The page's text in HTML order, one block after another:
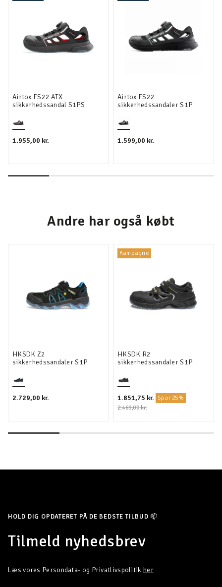
Airtox FS22 ATX
sikkerhedssandal S1PS
1.955,00 kr.
Airtox FS22
sikkerhedssandaler S1P
1.599,00 kr.
Andre har også købt
HKSDK Z2
sikkerhedssandaler S1P
2.729,00 kr.
Kampagne
HKSDK R2
sikkerhedssandaler S1P
1.851,75 kr. Spar 25%
2.469,00 kr.
HOLD DIG OPDATERET PÅ DE BEDSTE TILBUD 📫
Tilmeld nyhedsbrev
Læs vores Persondata- og Privatlivspolitik her